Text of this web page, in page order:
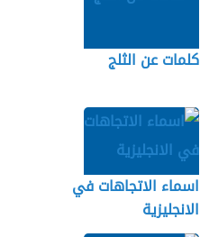
كلمات عن الثلج
اسماء الاتجاهات في
الانجليزية